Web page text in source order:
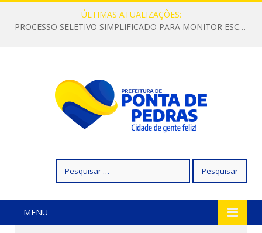
ÚLTIMAS ATUALIZAÇÕES:
PROCESSO SELETIVO SIMPLIFICADO PARA MONITOR ESCOLAR
por:
MENU